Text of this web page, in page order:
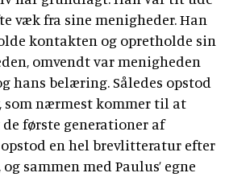
væk fra sine menigheder. Han
kontakten og opretholde sin
omvendt var menigheden
hans belæring. Således opstod
som nærmest kommer til at
første generationer af
en hel brevlitteratur efter
sammen med Paulus’ egne